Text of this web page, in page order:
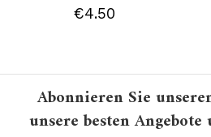
€4.50
Abonnieren Sie
unsere besten